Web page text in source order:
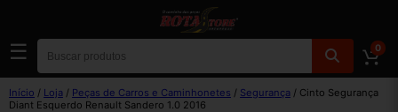
☰ 0
Início / Loja / Peças de Carros e Caminhonetes / Segurança / Cinto Segurança
Diant Esquerdo Renault Sandero 1.0 2016